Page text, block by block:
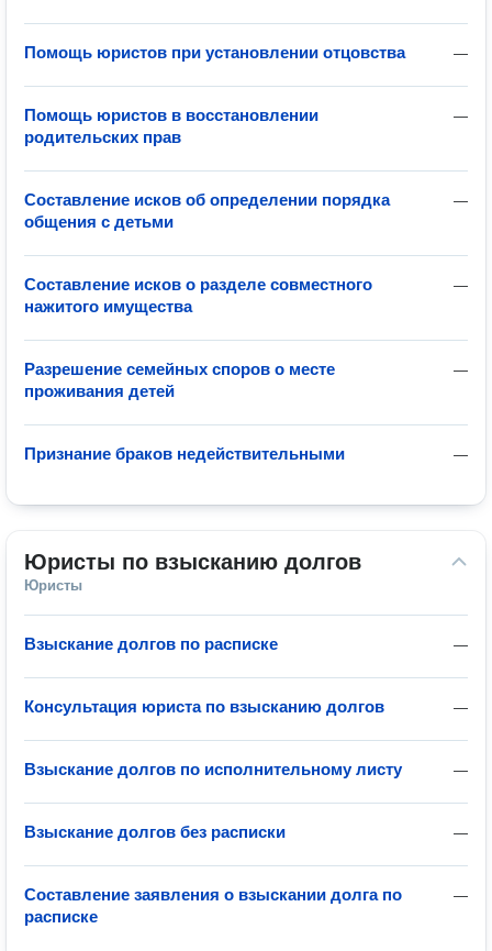
—
Помощь юристов при установлении отцовства
—
Помощь юристов в восстановлении
родительских прав
—
Составление исков об определении порядка
общения с детьми
—
Составление исков о разделе совместного
нажитого имущества
—
Разрешение семейных споров о месте
проживания детей
—
Признание браков недействительными
Юристы по взысканию долгов
Юристы
—
Взыскание долгов по расписке
—
Консультация юриста по взысканию долгов
—
Взыскание долгов по исполнительному листу
—
Взыскание долгов без расписки
—
Составление заявления о взыскании долга по
расписке